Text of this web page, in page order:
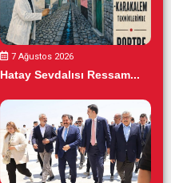
7 Ağustos 2026
Hatay Sevdalısı Ressam...